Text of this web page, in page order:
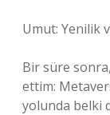
Umut: Yenilik
Bir süre
ettim:
yolunda belki